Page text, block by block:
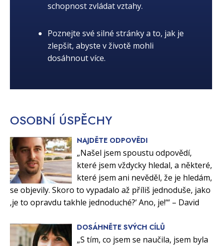
schopnost zvládat vztahy.
Poznejte své silné stránky a to, jak je
zlepšit, abyste v životě mohli
dosáhnout více.
OSOBNÍ ÚSPĚCHY
NAJDĚTE ODPOVĚDI
„Našel jsem spoustu odpovědí,
které jsem vždycky hledal, a některé,
které jsem ani nevěděl, že je hledám,
se objevily. Skoro to vypadalo až příliš jednoduše, jako
‚je to opravdu takhle jednoduché?‘ Ano, je!‘“ – David
DOSÁHNĚTE SVÝCH CÍLŮ
„S tím, co jsem se naučila, jsem byla